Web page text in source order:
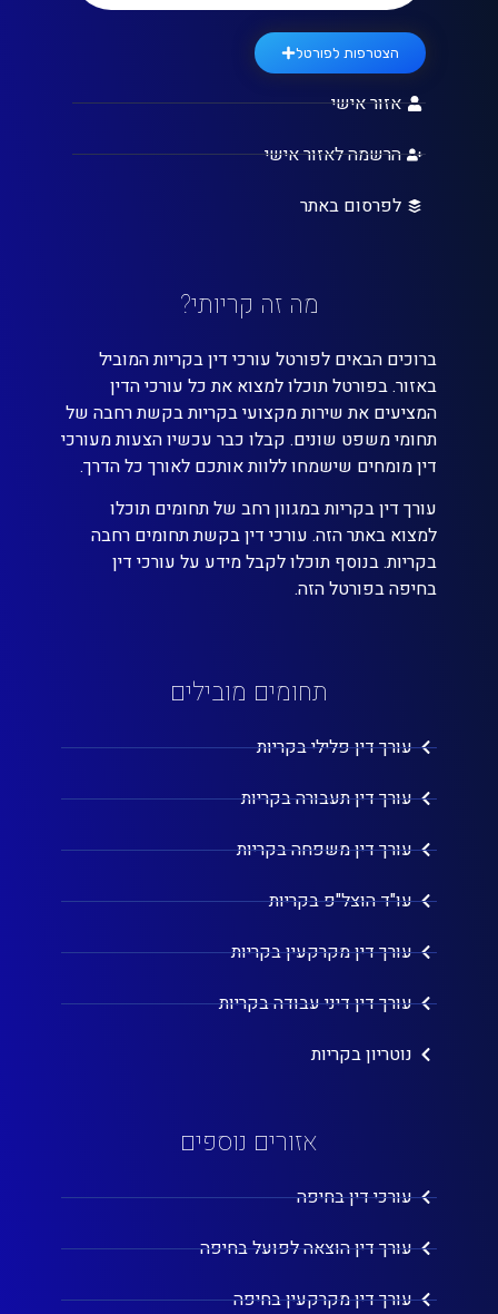
הצטרפות לפורטל
אזור אישי
הרשמה לאזור אישי
לפרסום באתר
מה זה קריותי?
ברוכים הבאים לפורטל עורכי דין בקריות המוביל
באזור. בפורטל תוכלו למצוא את כל עורכי הדין
המציעים את שירות מקצועי בקריות בקשת רחבה של
תחומי משפט שונים. קבלו כבר עכשיו הצעות מעורכי
דין מומחים שישמחו ללוות אותכם לאורך כל הדרך.
עורך דין בקריות במגוון רחב של תחומים תוכלו
למצוא באתר הזה. עורכי דין בקשת תחומים רחבה
בקריות. בנוסף תוכלו לקבל מידע על עורכי דין
בחיפה בפורטל הזה.
תחומים מובילים
עורך דין פלילי בקריות
עורך דין תעבורה בקריות
עורך דין משפחה בקריות
עו"ד הוצל"פ בקריות
עורך דין מקרקעין בקריות
עורך דין דיני עבודה בקריות
נוטריון בקריות
אזורים נוספים
עורכי דין בחיפה
עורך דין הוצאה לפועל בחיפה
עורך דין מקרקעין בחיפה